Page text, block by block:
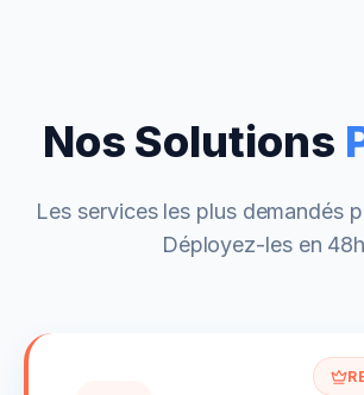
Nos Solutions
Les services les plus demandés
Déployez-les en